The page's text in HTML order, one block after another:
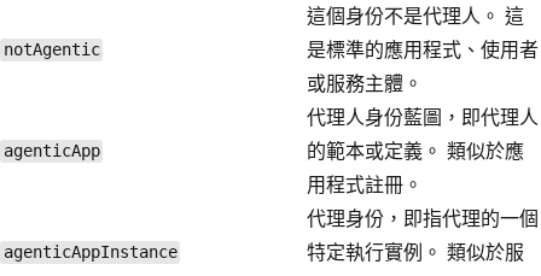
notAgentic
這個身份不是代理人。 這
是標準的應用程式、使用者
或服務主體。
agenticApp
代理人身份藍圖，即代理人
的範本或定義。 類似於應
用程式註冊。
agenticAppInstance
代理身份，即指代理的一個
特定執行實例。 類似於服